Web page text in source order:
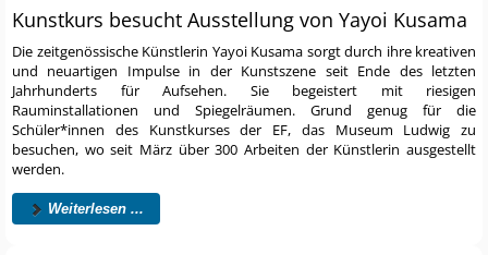
Kunstkurs besucht Ausstellung von Yayoi Kusama
Die zeitgenössische Künstlerin Yayoi Kusama sorgt durch ihre kreativen
und neuartigen Impulse in der Kunstszene seit Ende des letzten
Jahrhunderts für Aufsehen. Sie begeistert mit riesigen
Rauminstallationen und Spiegelräumen. Grund genug für die
Schüler*innen des Kunstkurses der EF, das Museum Ludwig zu
besuchen, wo seit März über 300 Arbeiten der Künstlerin ausgestellt
werden.
Weiterlesen ...